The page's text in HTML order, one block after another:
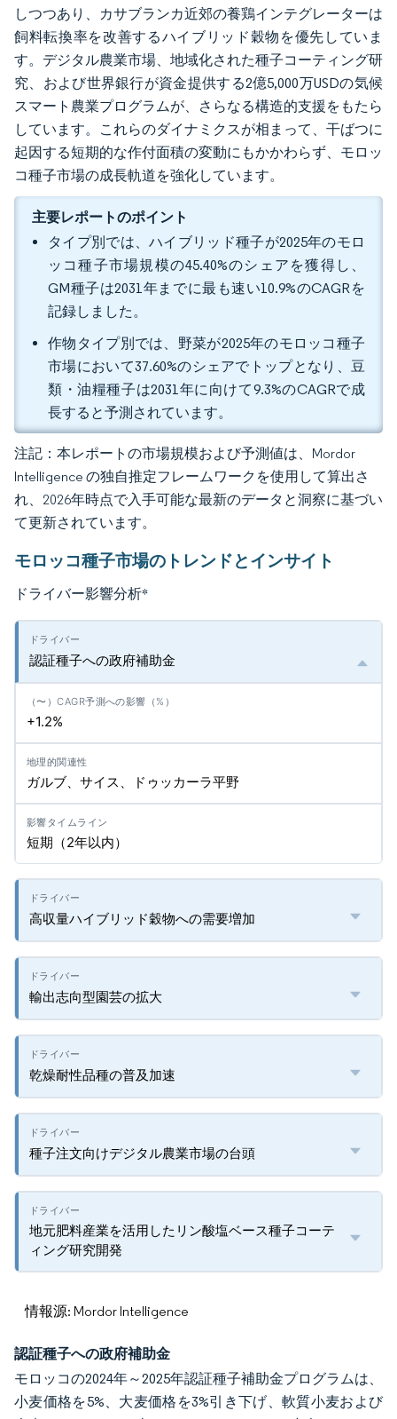
しつつあり、カサブランカ近郊の養鶏インテグレーターは
飼料転換率を改善するハイブリッド穀物を優先していま
す。デジタル農業市場、地域化された種子コーティング研
究、および世界銀行が資金提供する2億5,000万USDの気候
スマート農業プログラムが、さらなる構造的支援をもたら
しています。これらのダイナミクスが相まって、干ばつに
起因する短期的な作付面積の変動にもかかわらず、モロッ
コ種子市場の成長軌道を強化しています。
主要レポートのポイント
タイプ別では、ハイブリッド種子が2025年のモロ
ッコ種子市場規模の45.40%のシェアを獲得し、
GM種子は2031年までに最も速い10.9%のCAGRを
記録しました。
作物タイプ別では、野菜が2025年のモロッコ種子
市場において37.60%のシェアでトップとなり、豆
類・油糧種子は2031年に向けて9.3%のCAGRで成
長すると予測されています。
注記：本レポートの市場規模および予測値は、Mordor
Intelligence の独自推定フレームワークを使用して算出さ
れ、2026年時点で入手可能な最新のデータと洞察に基づい
て更新されています。
モロッコ種子市場のトレンドとインサイト
ドライバー影響分析*
認証種子への政府補助金
+1.2%
ガルブ、サイス、ドゥッカーラ平野
短期（2年以内）
高収量ハイブリッド穀物への需要増加
輸出志向型園芸の拡大
乾燥耐性品種の普及加速
種子注文向けデジタル農業市場の台頭
地元肥料産業を活用したリン酸塩ベース種子コーテ
ィング研究開発
情報源: Mordor Intelligence
認証種子への政府補助金
モロッコの2024年～2025年認証種子補助金プログラムは、
小麦価格を5%、大麦価格を3%引き下げ、軟質小麦および